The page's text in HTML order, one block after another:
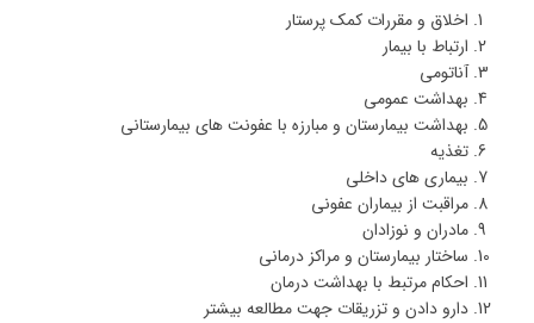
اخلاق و مقررات کمک پرستار
ارتباط با بیمار
آناتومی
بهداشت عمومی
بهداشت بیمارستان و مبارزه با عفونت های بیمارستانی
تغذیه
بیماری های داخلی
مراقبت از بیماران عفونی
مادران و نوزادان
ساختار بیمارستان و مراکز درمانی
احکام مرتبط با بهداشت درمان
دارو دادن و تزریقات جهت مطالعه بیشتر